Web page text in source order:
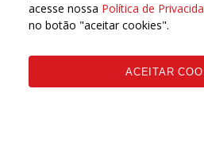
acesse nossa Política de
no botão "aceitar cookies".
ACEITAR